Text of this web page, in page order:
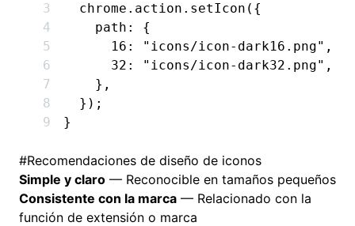
  chrome
. action .setIcon ({
    path
:
{
      16
: "icons/icon-dark16.png" ,
      32
: "icons/icon-dark32.png" ,
    }
,
  });
}
#Recomendaciones de diseño de iconos
Simple y claro — Reconocible en tamaños pequeños
Consistente con la marca — Relacionado con la
función de extensión o marca